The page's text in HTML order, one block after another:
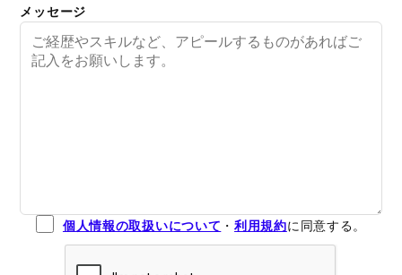
メッセージ
個人情報の取扱いについて ・利用規約に同意する。